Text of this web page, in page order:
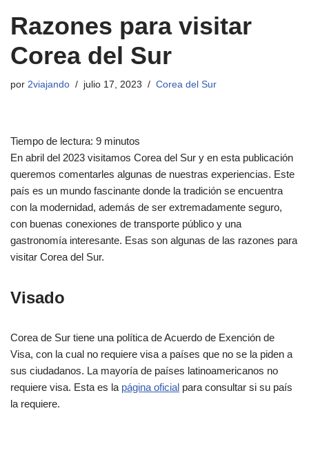
Razones para visitar
Corea del Sur
por 2viajando julio 17, 2023 Corea del Sur
Tiempo de lectura: 9 minutos
En abril del 2023 visitamos Corea del Sur y en esta publicación
queremos comentarles algunas de nuestras experiencias. Este
país es un mundo fascinante donde la tradición se encuentra
con la modernidad, además de ser extremadamente seguro,
con buenas conexiones de transporte público y una
gastronomía interesante. Esas son algunas de las razones para
visitar Corea del Sur.
Visado
Corea de Sur tiene una política de Acuerdo de Exención de
Visa, con la cual no requiere visa a países que no se la piden a
sus ciudadanos. La mayoría de países latinoamericanos no
requiere visa. Esta es la página oficial para consultar si su país
la requiere.